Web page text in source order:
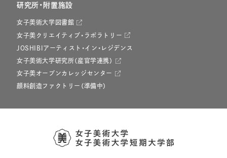
研究所・附置施設
女子美術大学図書館
女子美クリエイティブ・ラボラトリー
JOSHIBIアーティスト・イン・レジデンス
女子美術大学研究所（産官学連携）
女子美オープンカレッジセンター
顔料創造ファクトリー（準備中）